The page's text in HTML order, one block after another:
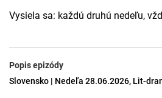
Vysiela sa: každú druhú nedeľu,
Popis epizódy
Slovensko | Nedeľa 28.06.2026, Lit-